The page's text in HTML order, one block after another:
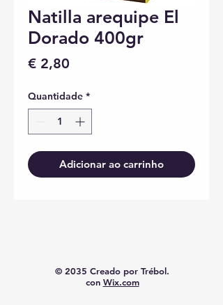
Natilla arequipe El
Dorado 400gr
€ 2,80
Quantidade *
Adicionar ao carrinho
© 2035 Creado por Trébol.
con Wix.com